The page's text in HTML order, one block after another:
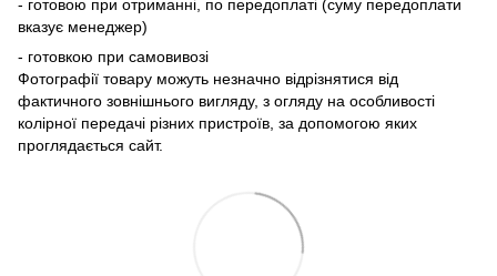
- готовою при отриманні, по передоплаті (суму передоплати
вказує менеджер)
- готовкою при самовивозі
Фотографії товару можуть незначно відрізнятися від
фактичного зовнішнього вигляду, з огляду на особливості
колірної передачі різних пристроїв, за допомогою яких
проглядається сайт.